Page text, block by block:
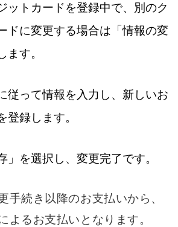
ットカードを登録中で、別のク
ドに変更する場合は「情報の変
ます。
従って情報を入力し、新しいお
登録します。
」を選択し、変更完了です。
手続き以降のお支払いから、
よるお支払いとなります。